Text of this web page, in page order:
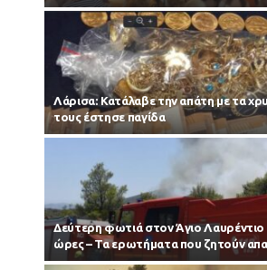
Λάρισα: Κατάλαβε την απάτη με τα
τους έστησε παγίδα
Δεύτερη φωτιά στον Άγιο Λαυρέντιο
ώρες – Τα ερωτήματα που ζητούν